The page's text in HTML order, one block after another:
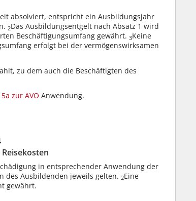
absolviert, entspricht ein Ausbildungsjahr
2Das Ausbildungsentgelt nach Absatz 1 wird
Beschäftigungsumfang gewährt. 3Keine
erfolgt bei der vermögenswirksamen
zu dem auch die Beschäftigten des
zur AVO Anwendung.
in entsprechender Anwendung der
des Ausbildenden jeweils gelten. 2Eine
gewährt.